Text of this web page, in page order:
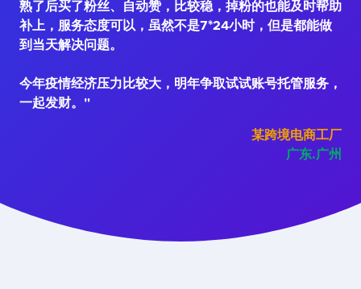
熟了后买了粉丝、自动赞，比较稳，掉粉的也能及时帮助
补上，服务态度可以，虽然不是7*24小时，但是都能做
到当天解决问题。
今年疫情经济压力比较大，明年争取试试账号托管服务，
一起发财。"
某跨境电商工厂
广东.广州